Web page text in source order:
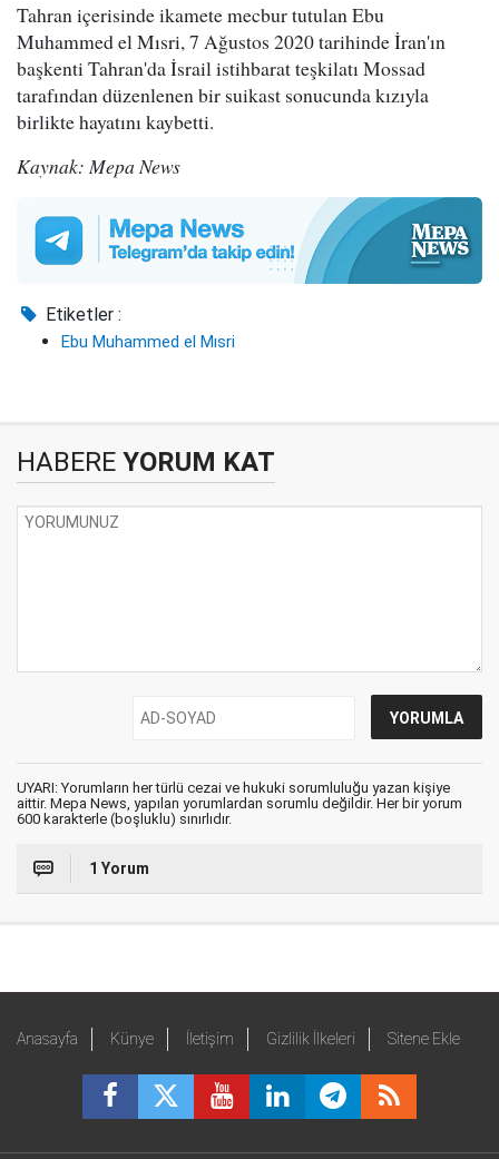
Tahran içerisinde ikamete mecbur tutulan Ebu
Muhammed el Mısri, 7 Ağustos 2020 tarihinde İran'ın
başkenti Tahran'da İsrail istihbarat teşkilatı Mossad
tarafından düzenlenen bir suikast sonucunda kızıyla
birlikte hayatını kaybetti.
Kaynak: Mepa News
Etiketler :
Ebu Muhammed el Mısri
HABERE YORUM KAT
UYARI: Yorumların her türlü cezai ve hukuki sorumluluğu yazan kişiye
aittir. Mepa News, yapılan yorumlardan sorumlu değildir. Her bir yorum
600 karakterle (boşluklu) sınırlıdır.
1 Yorum
Anasayfa Künye İletişim Gizlilik İlkeleri Sitene Ekle